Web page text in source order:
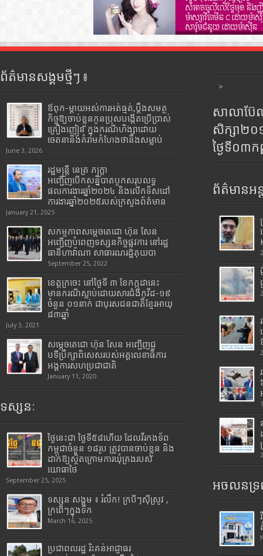
ព័ត៌មានសង្គមថ្មីៗ ៖
ឪពុក-ម្ដាយអស់ការអត់ធ្មត់,ប្ដឹងសមត្ថ
កិច្ចឱ្យចាប់ខ្លួនកូនប្រុសបង្កើតប្រើប្រាស់
គ្រឿងញៀន ក្នុងករណីហិង្សាដោយ
ចេតនានិងគំរាមកំហែងថានឹងសម្លាប់
June 3, 2026
រដ្ឋមន្រ្តី​ នេត្រ​ ភក្ត្រា​
អញ្ជើញបើកសន្និបាតបូកសរុបលទ្ធ
ផលការងារឆ្នាំ២០២៤ និងលើកទិសដៅ
ការងារឆ្នាំ២០២៥របស់​ក្រសួង​ព័ត៌មាន​
January 21, 2025
សកម្មភាពសម្តេចតេជោ ហ៊ុន សែន
អញ្ជើញបំពេញទស្សនកិច្ចផ្លូវការ នៅរដ្ឋ
ធានីហាវ៉ាណា សាធារណរដ្ឋគុយបា
September 25, 2022
ខេត្តក្រចេះ នៅថ្ងៃទី ៣ ខែកក្កដានេះ
មានករណីស្លាប់ដោយសារជំងឺកូវីដ-១៩
ចំនួន ០១នាក់ ជាបុរសជនជាតិខ្មែរអាយុ
៨៣ឆ្នាំ
July 3, 2021
សម្តេចតេជោ ហ៊ុន សែន អញ្ជើញជួ
បទីប្រឹក្សាពិសេសរបស់អគ្គលេខាធិការ
អង្គការសហប្រជាជាតិ
January 11, 2020
ទស្សនៈ
ថ្ងៃនេះជា ថ្ងៃទី៥៨ហើយ ដែលវីរកងទ័ព
កម្ពុជាចំនួន ១៨រូប ត្រូវបានចាប់ខ្លួន និង
ដាក់ឱ្យស្ថិតក្រោមការឃុំគ្រងរបស់
យោធាថៃ
September 25, 2025
ទស្សនៈសង្គម ៖ រំលឹក! ក្របីៗស៊ីស្រូវ ,
ក្រពើៗក្នុងទឹក
March 16, 2025
ប្រជាពលរដ្ឋ រិះគន់អាជ្ញាធរ
>
សាលាប៊ែ
សិក្សា២
ថ្ងៃទី០៣
ព័ត៌មានអន្
អចលនទ្រ